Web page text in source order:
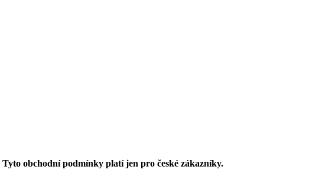
Tyto obchodní podmínky platí jen pro české zákazníky.